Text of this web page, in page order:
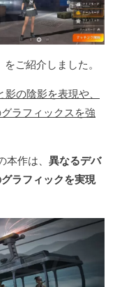
ご紹介しました。
影の陰影を表現や、
ラフィックスを強
作は、 異なるデバ
ラフィックを実現